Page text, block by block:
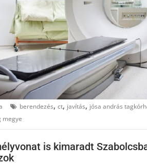
berendezés, ct, javítás, jósa andrás
megye
is kimaradt